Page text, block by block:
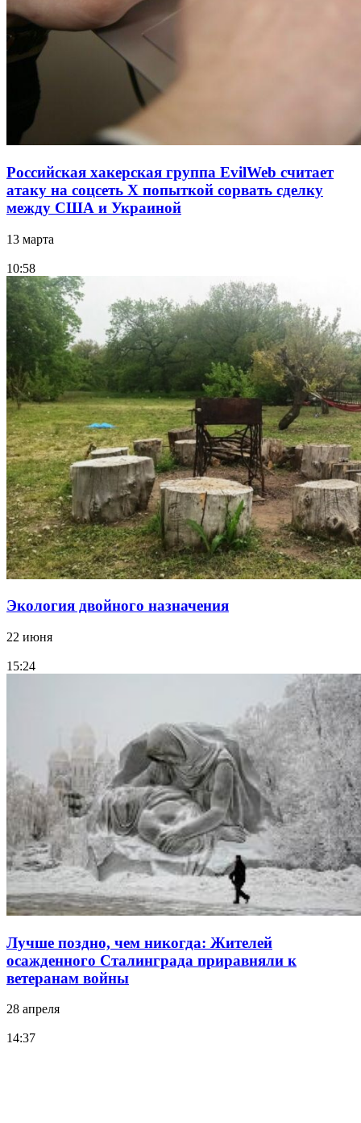
Российская хакерская группа EvilWeb считает
атаку на соцсеть Х попыткой сорвать сделку
между США и Украиной
13 марта
10:58
Экология двойного назначения
22 июня
15:24
Лучше поздно, чем никогда: Жителей
осажденного Сталинграда приравняли к
ветеранам войны
28 апреля
14:37